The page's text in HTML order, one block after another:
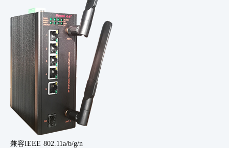
兼容IEEE 802.11a/b/g/n